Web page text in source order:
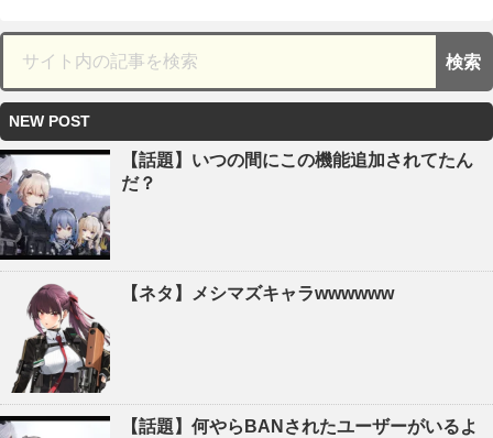
NEW POST
【話題】いつの間にこの機能追加されてたん
だ？
【ネタ】メシマズキャラwwwwww
【話題】何やらBANされたユーザーがいるよ